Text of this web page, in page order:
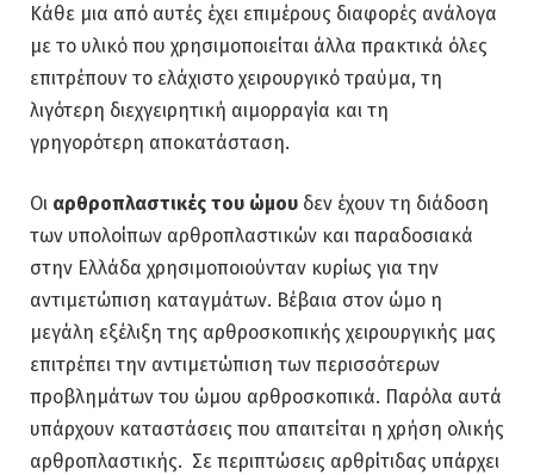
Κάθε μια από αυτές έχει επιμέρους διαφορές ανάλογα
με το υλικό που χρησιμοποιείται άλλα πρακτικά όλες
επιτρέπουν το ελάχιστο χειρουργικό τραύμα, τη
λιγότερη διεχγειρητική αιμορραγία και τη
γρηγορότερη αποκατάσταση.
Οι αρθροπλαστικές του ώμου δεν έχουν τη διάδοση
των υπολοίπων αρθροπλαστικών και παραδοσιακά
στην Ελλάδα χρησιμοποιούνταν κυρίως για την
αντιμετώπιση καταγμάτων. Βέβαια στον ώμο η
μεγάλη εξέλιξη της αρθροσκοπικής χειρουργικής μας
επιτρέπει την αντιμετώπιση των περισσότερων
προβλημάτων του ώμου αρθροσκοπικά. Παρόλα αυτά
υπάρχουν καταστάσεις που απαιτείται η χρήση ολικής
αρθροπλαστικής. Σε περιπτώσεις αρθρίτιδας υπάρχει